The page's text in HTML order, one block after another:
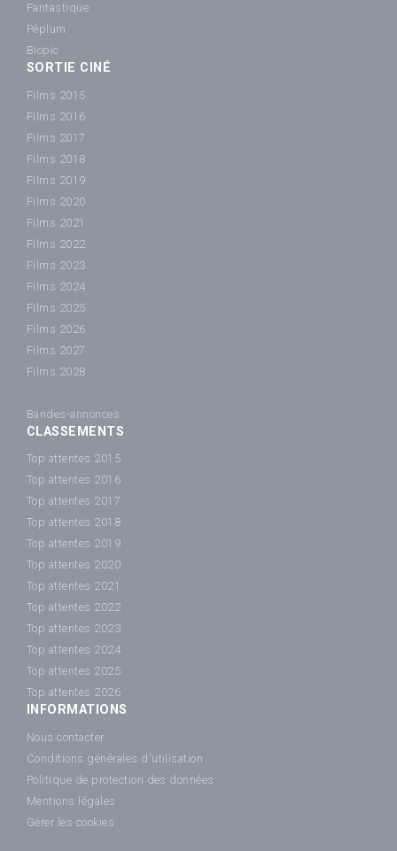
Fantastique
Péplum
Biopic
SORTIE CINÉ
Films 2015
Films 2016
Films 2017
Films 2018
Films 2019
Films 2020
Films 2021
Films 2022
Films 2023
Films 2024
Films 2025
Films 2026
Films 2027
Films 2028
Bandes-annonces
CLASSEMENTS
Top attentes 2015
Top attentes 2016
Top attentes 2017
Top attentes 2018
Top attentes 2019
Top attentes 2020
Top attentes 2021
Top attentes 2022
Top attentes 2023
Top attentes 2024
Top attentes 2025
Top attentes 2026
INFORMATIONS
Nous contacter
Conditions générales d'utilisation
Politique de protection des données
Mentions légales
Gérer les cookies